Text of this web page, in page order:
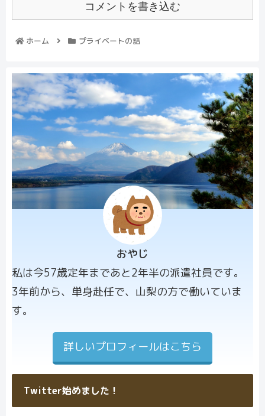
コメントを書き込む
ホーム プライベートの話
プロフィー
ル画像
おやじ
私は今57歳定年まであと2年半の派遣社員です。
3年前から、単身赴任で、山梨の方で働いていま
す。
詳しいプロフィールはこちら
Twitter始めました！